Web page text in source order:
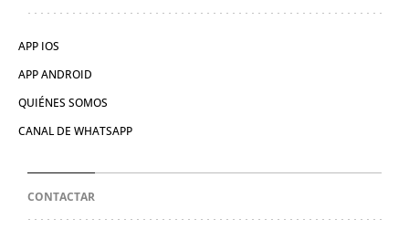
APP IOS
APP ANDROID
QUIÉNES SOMOS
CANAL DE WHATSAPP
CONTACTAR